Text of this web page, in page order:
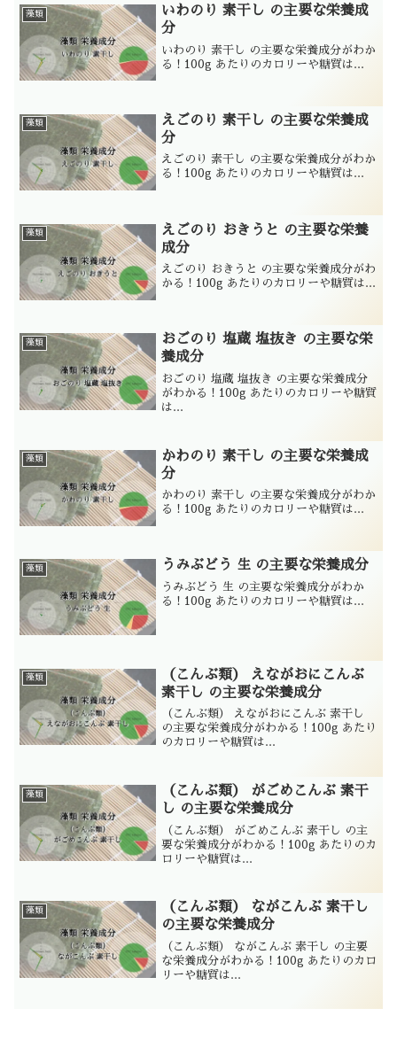
藻類
いわのり 素干し の主要な栄養成
分
いわのり 素干し の主要な栄養成分がわか
る！100g あたりのカロリーや糖質は...
藻類
えごのり 素干し の主要な栄養成
分
えごのり 素干し の主要な栄養成分がわか
る！100g あたりのカロリーや糖質は...
藻類
えごのり おきうと の主要な栄養
成分
えごのり おきうと の主要な栄養成分がわ
かる！100g あたりのカロリーや糖質は...
藻類
おごのり 塩蔵 塩抜き の主要な栄
養成分
おごのり 塩蔵 塩抜き の主要な栄養成分
がわかる！100g あたりのカロリーや糖質
は...
藻類
かわのり 素干し の主要な栄養成
分
かわのり 素干し の主要な栄養成分がわか
る！100g あたりのカロリーや糖質は...
藻類 うみぶどう 生 の主要な栄養成分
うみぶどう 生 の主要な栄養成分がわか
る！100g あたりのカロリーや糖質は...
藻類
（こんぶ類） えながおにこんぶ
素干し の主要な栄養成分
（こんぶ類） えながおにこんぶ 素干し
の主要な栄養成分がわかる！100g あたり
のカロリーや糖質は...
藻類
（こんぶ類） がごめこんぶ 素干
し の主要な栄養成分
（こんぶ類） がごめこんぶ 素干し の主
要な栄養成分がわかる！100g あたりのカ
ロリーや糖質は...
藻類
（こんぶ類） ながこんぶ 素干し
の主要な栄養成分
（こんぶ類） ながこんぶ 素干し の主要
な栄養成分がわかる！100g あたりのカロ
リーや糖質は...